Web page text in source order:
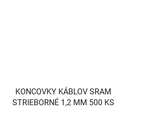
KONCOVKY KÁBLOV SRAM
STRIEBORNÉ 1,2 MM 500 KS